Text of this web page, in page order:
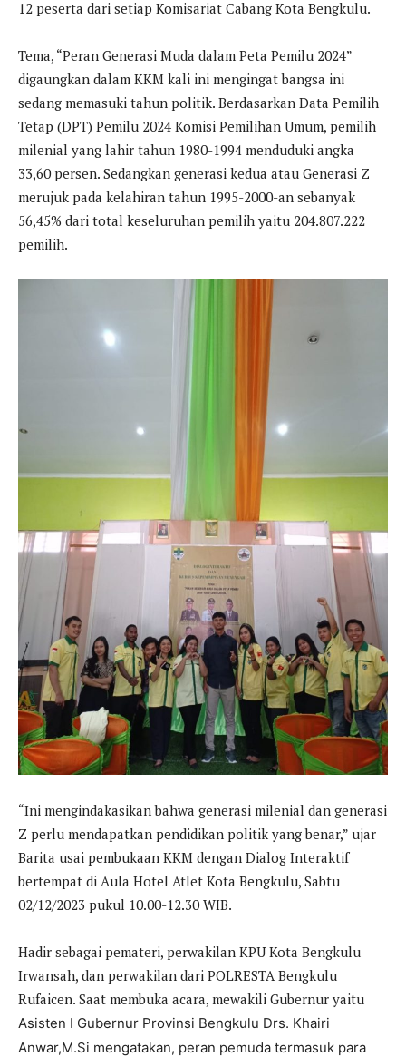
12 peserta dari setiap Komisariat Cabang Kota Bengkulu.
Tema, “Peran Generasi Muda dalam Peta Pemilu 2024”
digaungkan dalam KKM kali ini mengingat bangsa ini
sedang memasuki tahun politik. Berdasarkan Data Pemilih
Tetap (DPT) Pemilu 2024 Komisi Pemilihan Umum, pemilih
milenial yang lahir tahun 1980-1994 menduduki angka
33,60 persen. Sedangkan generasi kedua atau Generasi Z
merujuk pada kelahiran tahun 1995-2000-an sebanyak
56,45% dari total keseluruhan pemilih yaitu 204.807.222
pemilih.
“Ini mengindakasikan bahwa generasi milenial dan generasi
Z perlu mendapatkan pendidikan politik yang benar,” ujar
Barita usai pembukaan KKM dengan Dialog Interaktif
bertempat di Aula Hotel Atlet Kota Bengkulu, Sabtu
02/12/2023 pukul 10.00-12.30 WIB.
Hadir sebagai pemateri, perwakilan KPU Kota Bengkulu
Irwansah, dan perwakilan dari POLRESTA Bengkulu
Rufaicen. Saat membuka acara, mewakili Gubernur yaitu
Asisten I Gubernur Provinsi Bengkulu Drs. Khairi
Anwar,M.Si mengatakan, peran pemuda termasuk para